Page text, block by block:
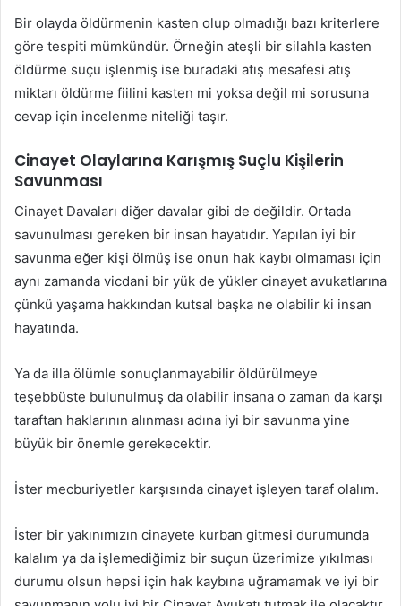
Bir olayda öldürmenin kasten olup olmadığı bazı kriterlere
göre tespiti mümkündür. Örneğin ateşli bir silahla kasten
öldürme suçu işlenmiş ise buradaki atış mesafesi atış
miktarı öldürme fiilini kasten mi yoksa değil mi sorusuna
cevap için incelenme niteliği taşır.
Cinayet Olaylarına Karışmış Suçlu Kişilerin
Savunması
Cinayet Davaları diğer davalar gibi de değildir. Ortada
savunulması gereken bir insan hayatıdır. Yapılan iyi bir
savunma eğer kişi ölmüş ise onun hak kaybı olmaması için
aynı zamanda vicdani bir yük de yükler cinayet avukatlarına
çünkü yaşama hakkından kutsal başka ne olabilir ki insan
hayatında.
Ya da illa ölümle sonuçlanmayabilir öldürülmeye
teşebbüste bulunulmuş da olabilir insana o zaman da karşı
taraftan haklarının alınması adına iyi bir savunma yine
büyük bir önemle gerekecektir.
İster mecburiyetler karşısında cinayet işleyen taraf olalım.
İster bir yakınımızın cinayete kurban gitmesi durumunda
kalalım ya da işlemediğimiz bir suçun üzerimize yıkılması
durumu olsun hepsi için hak kaybına uğramamak ve iyi bir